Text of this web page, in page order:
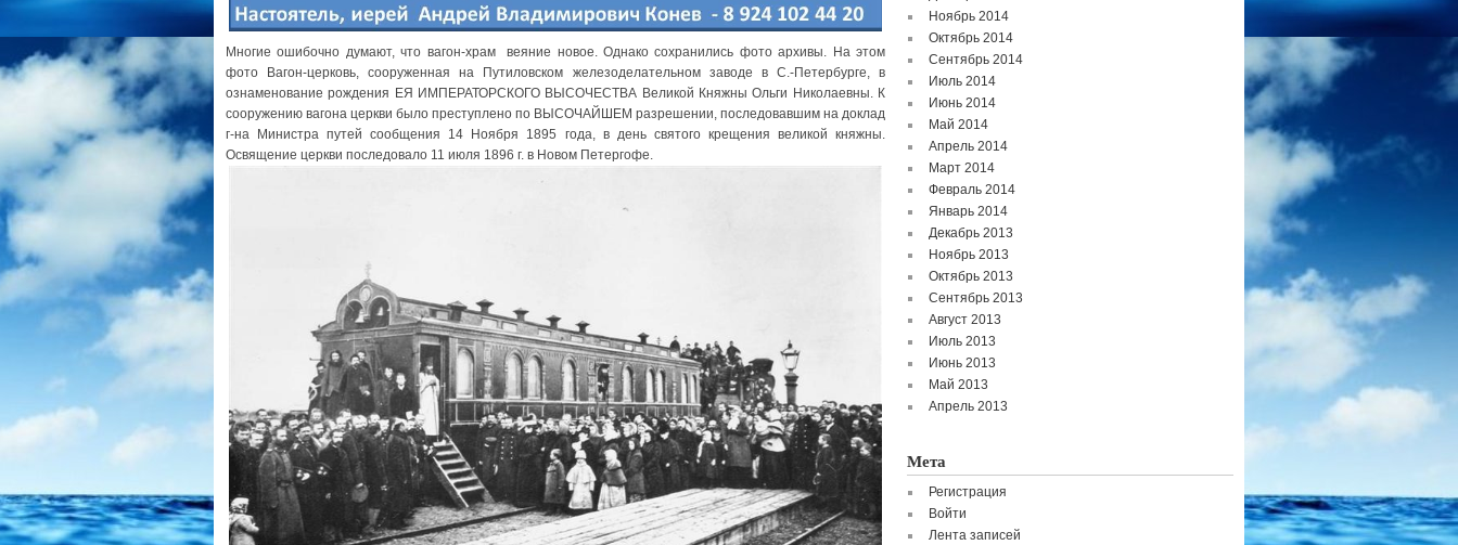
Многие ошибочно думают, что вагон-храм веяние новое. Однако сохранились фото архивы. На этом
фото Вагон-церковь, сооруженная на Путиловском железоделательном заводе в С.-Петербурге, в
ознаменование рождения ЕЯ ИМПЕРАТОРСКОГО ВЫСОЧЕСТВА Великой Княжны Ольги Николаевны. К
сооружению вагона церкви было преступлено по ВЫСОЧАЙШЕМ разрешении, последовавшим на доклад
г-на Министра путей сообщения 14 Ноября 1895 года, в день святого крещения великой княжны.
Освящение церкви последовало 11 июля 1896 г. в Новом Петергофе.
Ноябрь 2014
Октябрь 2014
Сентябрь 2014
Июль 2014
Июнь 2014
Май 2014
Апрель 2014
Март 2014
Февраль 2014
Январь 2014
Декабрь 2013
Ноябрь 2013
Октябрь 2013
Сентябрь 2013
Август 2013
Июль 2013
Июнь 2013
Май 2013
Апрель 2013
Мета
Регистрация
Войти
Лента записей